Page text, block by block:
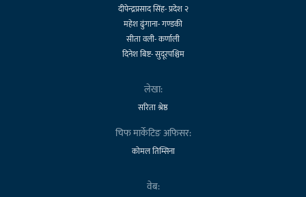
दीपेन्द्रप्रसाद सिंह- प्रदेश २
महेश ढुंगाना- गण्डकी
सीता वली- कर्णाली
दिनेश बिष्ट- सुदूरपश्चिम
लेखा:
सरिता श्रेष्ठ
चिफ मार्केटिङ अफिसर:
कोमल तिम्सिना
वेब: